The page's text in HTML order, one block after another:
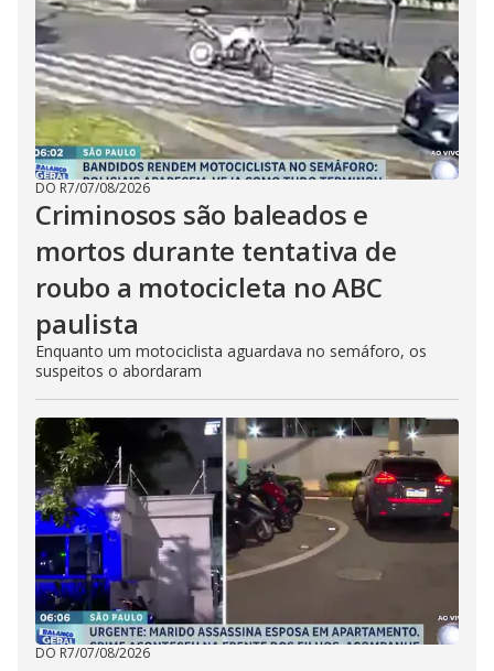
DO R7/07/08/2026
Criminosos são baleados e
mortos durante tentativa de
roubo a motocicleta no ABC
paulista
Enquanto um motociclista aguardava no semáforo, os
suspeitos o abordaram
DO R7/07/08/2026